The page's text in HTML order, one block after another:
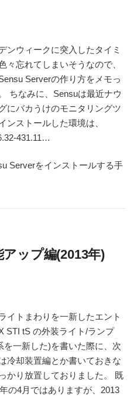
ンウィークに突入したタイミ
々忘れてしまいそうなので、
Serverの作り方をメモっ
ちなみに、Sensuは最近ナウ
にバカうけのモニタリングツ
ンストールした環境は、
431.11…
ップ編(2013年)
イトまわりを一新したエント
STI tS の外装ライト/ランプ
を一新した)を書いた際に、次
冷却装置編とか書いておきな
かり放置しておりました。 既
の4月ではありますが、2013